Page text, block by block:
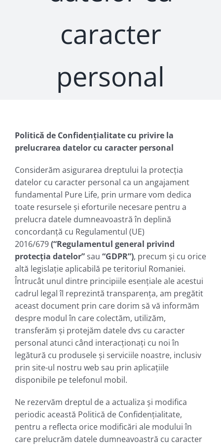
caracter
personal
Politică de Confidențialitatecu privire la
prelucrarea datelor cu caracter personal
Considerăm asigurarea dreptului la protecția
datelor cu caracter personal ca un angajament
fundamental Pure Life, prin urmare vom dedica
toate resursele și eforturile necesare pentru a
prelucra datele dumneavoastră în deplină
concordanță cu Regulamentul (UE)
2016/679(“Regulamentul general privind
protecția datelor”sau “GDPR”), precum și cu orice
altă legislație aplicabilă pe teritoriul Romaniei.
Întrucât unul dintre principiile esențiale ale acestui
cadrul legal îl reprezintă transparența, am pregătit
aceast document prin care dorim să vă informăm
despre modul în care colectăm, utilizăm,
transferăm și protejăm datele dvs cu caracter
personal atunci când interacționați cu noi în
legătură cu produsele și serviciile noastre, inclusiv
prin site-ul nostru web sau prin aplicațiile
disponibile pe telefonul mobil.
Ne rezervăm dreptul de a actualiza și modifica
periodic această Politică de Confidențialitate,
pentru a reflecta orice modificări ale modului în
care prelucrăm datele dumneavoastră cu caracter